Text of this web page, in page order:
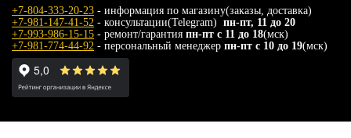
+7-804-333-20-23 - информация по магазину(заказы, доставка)
+7-981-147-41-52 - консультации(Telegram) пн-пт, 11 до 20
+7-993-986-15-15 - ремонт/гарантия пн-пт с 11 до 18(мск)
+7-981-774-44-92 - персональный менеджер пн-пт с 10 до 19(мск)